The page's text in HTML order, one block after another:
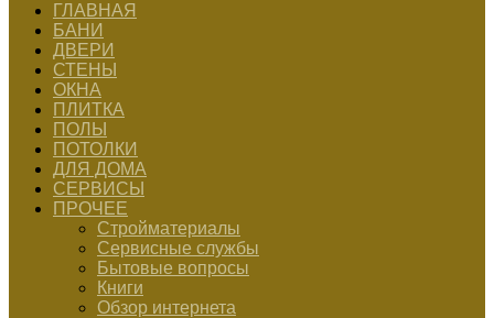
ГЛАВНАЯ
БАНИ
ДВЕРИ
СТЕНЫ
ОКНА
ПЛИТКА
ПОЛЫ
ПОТОЛКИ
ДЛЯ ДОМА
СЕРВИСЫ
ПРОЧЕЕ
Стройматериалы
Сервисные службы
Бытовые вопросы
Книги
Обзор интернета